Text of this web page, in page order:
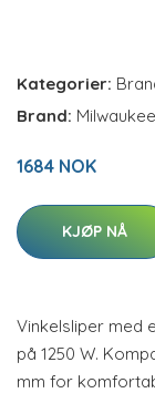
Kategorier:
Brand: Milwaukee
1684 NOK
KJØP NÅ
Vinkelsliper med
på 1250 W.
mm for